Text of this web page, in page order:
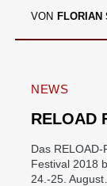
VON FLORIAN
NEWS
RELOAD
Das
Festival 2018
24.-25.